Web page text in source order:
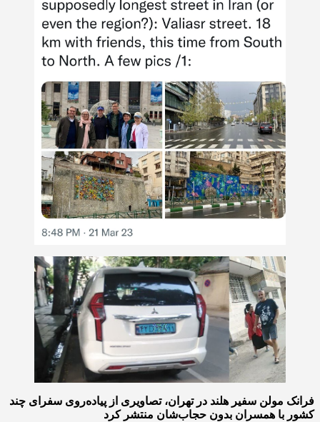
فرانک مولن سفیر هلند در تهران، تصاویری از پیاده‌روی سفرای چند
کشور با همسران بدون حجاب‌شان منتشر کرد